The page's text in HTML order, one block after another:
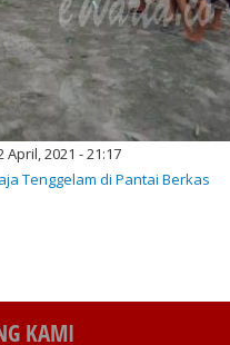
April, 2021 - 21:17
Tenggelam di Pantai Berkas
KAMI